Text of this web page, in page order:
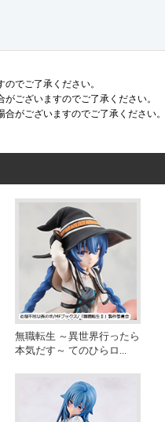
でご了承ください。
ございますのでご了承ください。
がございますのでご了承ください。
無職転生 ～異世界行ったら
本気だす～ てのひらロ ...